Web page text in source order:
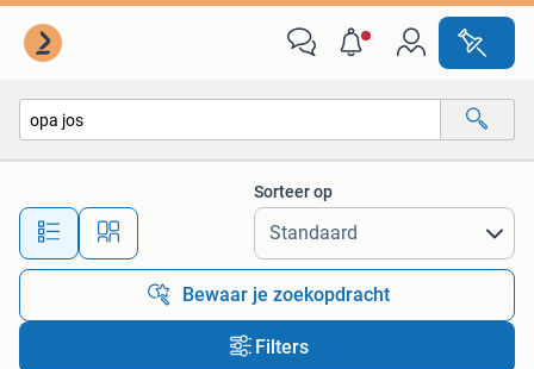
Alle afstanden…
Sorteer op
Bewaar je zoekopdracht
Filters